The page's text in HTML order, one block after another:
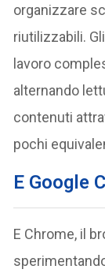
organizzare
riutilizzabili.
lavoro
alternando
contenuti
pochi
E Google
E Chrome, il